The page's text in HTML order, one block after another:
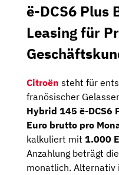
ë-DCS6 Plus
Leasing für
Citroën steht für
franösischer
Hybrid 145 ë-DCS6
Euro brutto pro
kalkuliert mit 1.000
Anzahlung beträgt
monatlich. Alternativ